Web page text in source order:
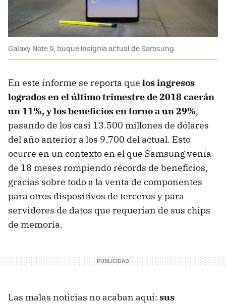
Galaxy Note 9, buque insignia actual de Samsung.
En este informe se reporta que los ingresos
logrados en el último trimestre de 2018 caerán
un 11%, y los beneficios en torno a un 29%,
pasando de los casi 13.500 millones de dólares
del año anterior a los 9.700 del actual. Esto
ocurre en un contexto en el que Samsung venía
de 18 meses rompiendo récords de beneficios,
gracias sobre todo a la venta de componentes
para otros dispositivos de terceros y para
servidores de datos que requerían de sus chips
de memoria.
Las malas noticias no acaban aquí: sus